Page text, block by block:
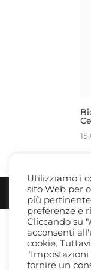
Utilizziamo i
sito Web per
più
preferenze e
Cliccando su
acconsenti
cookie.
"Impostazioni
fornire un